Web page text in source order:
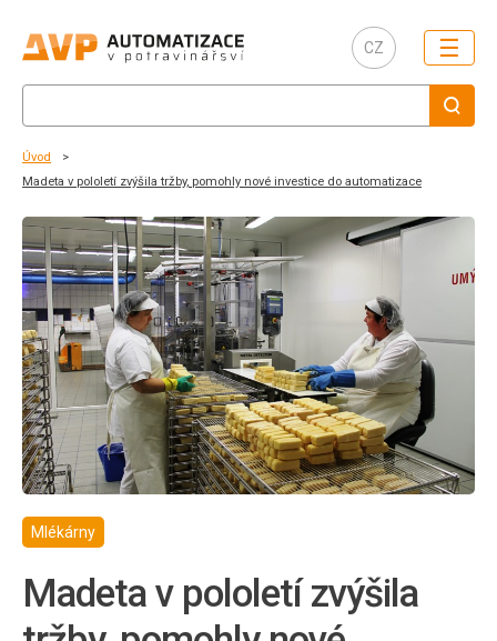
CZ ☰
Úvod
Madeta v pololetí zvýšila tržby, pomohly nové investice do automatizace
Mlékárny
Madeta v pololetí zvýšila